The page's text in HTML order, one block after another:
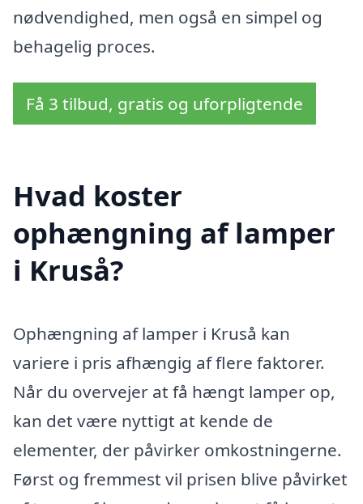
nødvendighed, men også en simpel og
behagelig proces.
Få 3 tilbud, gratis og uforpligtende
Hvad koster
ophængning af lamper
i Kruså?
Ophængning af lamper i Kruså kan
variere i pris afhængig af flere faktorer.
Når du overvejer at få hængt lamper op,
kan det være nyttigt at kende de
elementer, der påvirker omkostningerne.
Først og fremmest vil prisen blive påvirket